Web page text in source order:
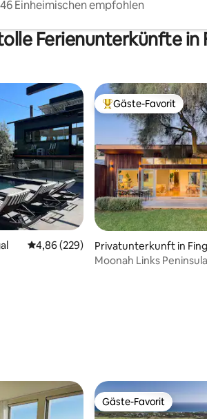
Einheimischen empfohlen
Ferienunterkünfte in
5, 20 Bewertungen
Durchschnittliche Bewertung: 4,86
4,86 (229)
Beliebter Gäste-
Gäste-Favorit
Privatunterkunft in
Moonah Links
Gäste-Favorit
Gäste-Favorit